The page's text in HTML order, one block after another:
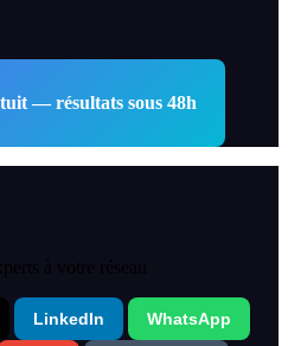
— résultats sous 48h
à votre réseau
LinkedIn WhatsApp